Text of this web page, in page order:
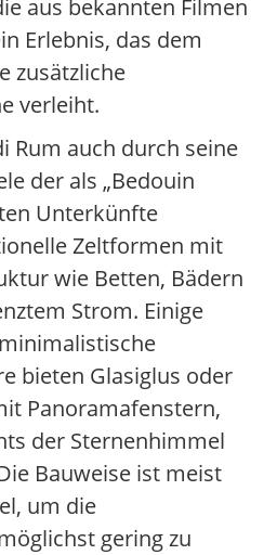
aus bekannten Filmen
Erlebnis, das dem
zusätzliche
verleiht.
Rum auch durch seine
der als „Bedouin
Unterkünfte
Zeltformen mit
wie Betten, Bädern
Strom. Einige
bieten Glasiglus oder
Panoramafenstern,
der Sternenhimmel
Bauweise ist meist
um die
gering zu